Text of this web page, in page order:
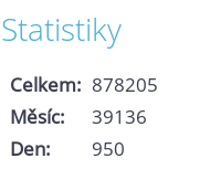
Statistiky
Celkem: 878205
Měsíc:
39136
Den:
950